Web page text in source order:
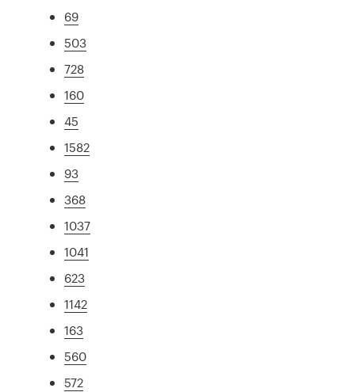
69
503
728
160
45
1582
93
368
1037
1041
623
1142
163
560
572